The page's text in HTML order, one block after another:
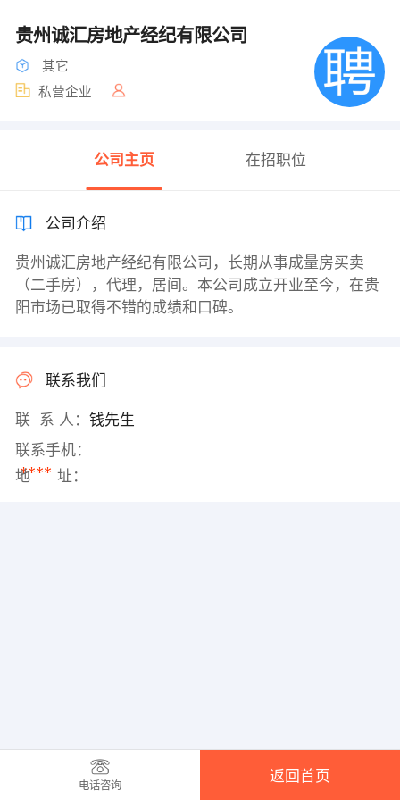
贵州诚汇房地产经纪有限公司
其它
私营企业
公司主页 在招职位
公司介绍
贵州诚汇房地产经纪有限公司，长期从事成量房买卖
（二手房），代理，居间。本公司成立开业至今，在贵
阳市场已取得不错的成绩和口碑。
联系我们
联 系 人： 钱先生
联系手机：
****
地 址：
电话咨询
返回首页